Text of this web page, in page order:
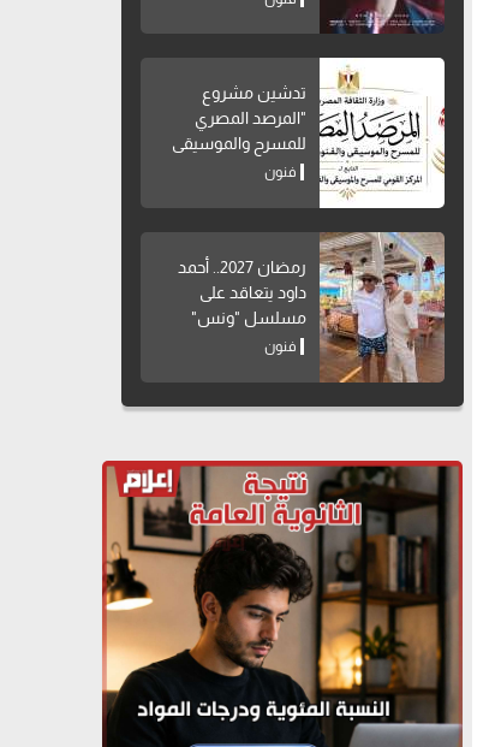
تدشين مشروع
"المرصد المصري
للمسرح والموسيقى
والفنون الشعبية"
فنون
رمضان 2027.. أحمد
داود يتعاقد على
مسلسل "ونس"
فنون